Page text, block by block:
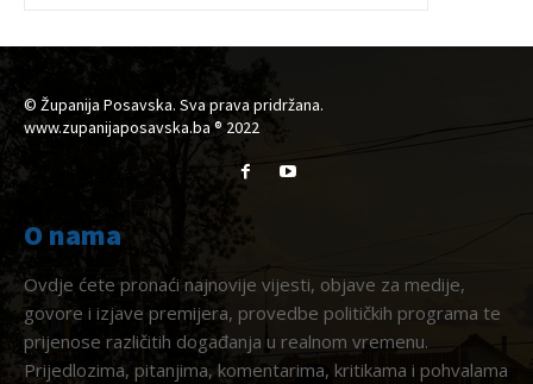
© Županija Posavska. Sva prava pridržana.
www.zupanijaposavska.ba ® 2022
O nama
Ovdje ćete pronaći najnovije vijesti, objave za medije,
govore i izjave premijera, provedbe političkih programa te
prijenose različitih događanja u realnom vremenu.
Prijedlozima, pitanjima, komentarima, kritikama i pohvalama